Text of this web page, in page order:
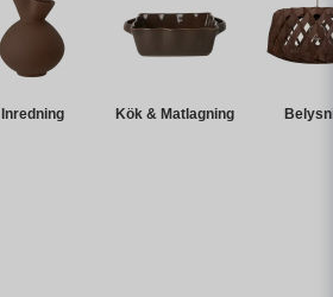
Inredning Kök & Matlagning